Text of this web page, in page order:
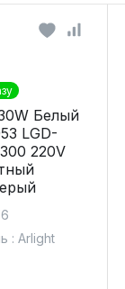
Белый
LGD-
220V
: Arlight